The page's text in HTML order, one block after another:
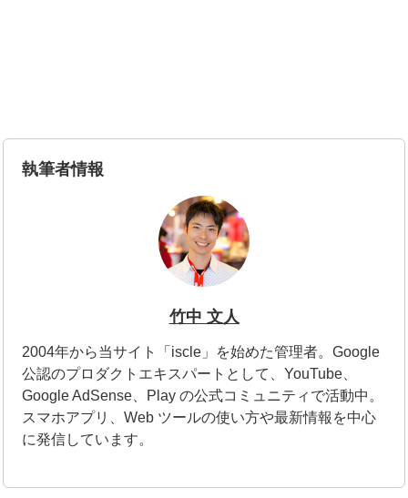
執筆者情報
竹中 文人
2004年から当サイト「iscle」を始めた管理者。Google
公認のプロダクトエキスパートとして、YouTube、
Google AdSense、Play の公式コミュニティで活動中。
スマホアプリ、Web ツールの使い方や最新情報を中心
に発信しています。